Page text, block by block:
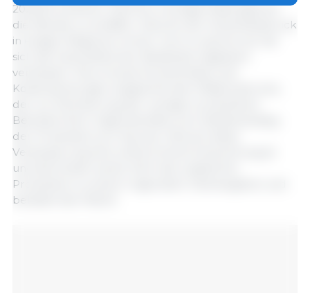
2022/23 scheinen mehrere wichtige Mastregionen
die Wende zu schaffen. Obwohl der Krankheitsdruck
in einigen Regionen immer noch zu spüren ist, hat
sich die Gesundheit der Bestände insgesamt
verbessert. Die erneute Konzentration auf
Kostensenkungen angesichts des Inflationsdrucks,
der zur Eliminierung der weniger produktiven
Betriebe führt, trägt ebenfalls zum Wiederanstieg
der Produktion pro Sau bei. Obwohl diese
Verbesserung eine willkommene Entwicklung ist
und die Kosten senkt, führt die zusätzliche
Produktion zu einem regionalen Überangebot und
belastet den Markt.